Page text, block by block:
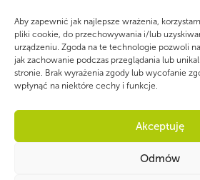
Aby zapewnić jak najlepsze wrażenia,
pliki cookie, do przechowywania i/lub
urządzeniu. Zgoda na te technologie pozwoli
jak zachowanie podczas przeglądania lub
stronie. Brak wyrażenia zgody lub wycofanie
wpłynąć na niektóre cechy i funkcje.
Akceptuję
Odmów
PARTNERZY